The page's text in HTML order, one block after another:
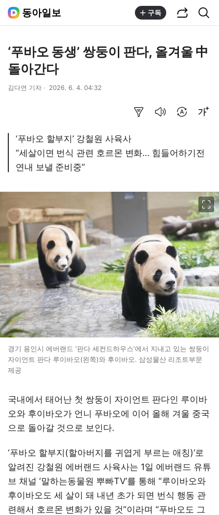
동아일보 구독
‘푸바오 동생’ 쌍둥이 판다, 올겨울 中
돌아간다
김다연 기자 2026. 6. 4. 04:32
‘푸바오 할부지’ 강철원 사육사
“세살이면 번식 관련 호르몬 변화… 힘들어하기전
연내 보낼 준비중”
경기 용인시 에버랜드 ‘판다 세컨드하우스’에서 지내고 있는 쌍둥이
자이언트 판다 루이바오(왼쪽)와 후이바오. 삼성물산 리조트부문
제공
국내에서 태어난 첫 쌍둥이 자이언트 판다인 루이바
오와 후이바오가 언니 푸바오에 이어 올해 겨울 중국
으로 돌아갈 것으로 보인다.
‘푸바오 할부지(할아버지를 귀엽게 부르는 애칭)’로
알려진 강철원 에버랜드 사육사는 1일 에버랜드 유튜
브 채널 ‘말하는동물원 뿌빠TV’를 통해 “루이바오와
후이바오도 세 살이 돼 내년 초가 되면 번식 행동 관
련해서 호르몬 변화가 있을 것”이라며 “푸바오도 그